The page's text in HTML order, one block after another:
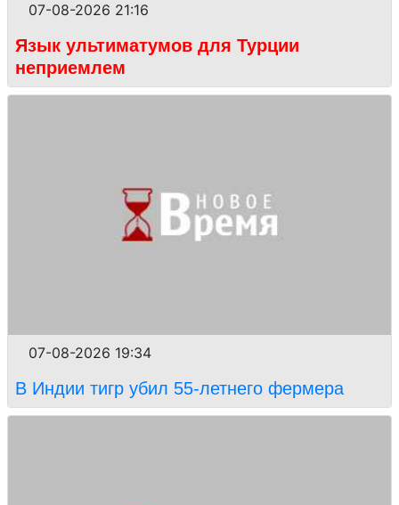
07-08-2026 21:16
Язык ультиматумов для Турции
неприемлем
07-08-2026 19:34
В Индии тигр убил 55-летнего фермера